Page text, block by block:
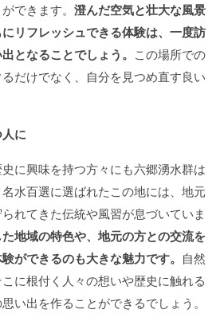
できます。 澄んだ空気と壮大な風景
リフレッシュできる体験は、一度訪
となることでしょう。 この場所での
だけでなく、自分を見つめ直す良い
に
に興味を持つ方々にも六郷湧水群は
水百選に選ばれたこの地には、地元
れてきた伝統や風習が息づいていま
地域の特色や、地元の方との交流を
ができるのも大きな魅力です。 自然
に根付く人々の想いや歴史に触れる
い出を作ることができるでしょう。